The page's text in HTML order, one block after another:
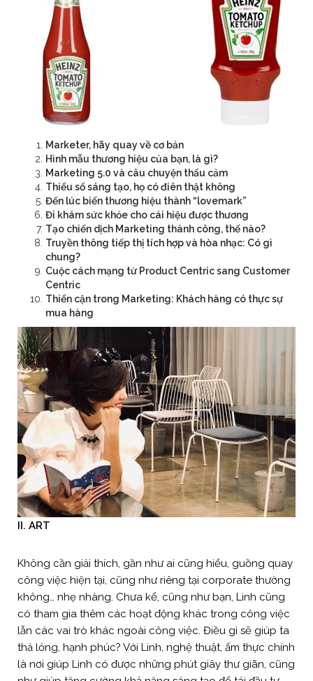
Marketer, hãy quay về cơ bản
Hình mẫu thương hiệu của bạn, là gì?
Marketing 5.0 và câu chuyện thấu cảm
Thiểu số sáng tạo, họ có điên thật không
Đến lúc biến thương hiệu thành “lovemark”
Đi khám sức khỏe cho cái hiệu được thương
Tạo chiến dịch Marketing thành công, thế nào?
Truyền thông tiếp thị tích hợp và hòa nhạc: Có gì
chung?
Cuộc cách mạng từ Product Centric sang Customer
Centric
Thiển cận trong Marketing: Khách hàng có thực sự
mua hàng
II. ART
Không cần giải thích, gần như ai cũng hiểu, guồng quay
công việc hiện tại, cũng như riêng tại corporate thường
không… nhẹ nhàng. Chưa kể, cũng như bạn, Linh cũng
có tham gia thêm các hoạt động khác trong công việc
lẫn các vai trò khác ngoài công việc. Điều gì sẽ giúp ta
thả lỏng, hạnh phúc? Với Linh, nghệ thuật, ẩm thực chính
là nơi giúp Linh có được những phút giây thư giãn, cũng